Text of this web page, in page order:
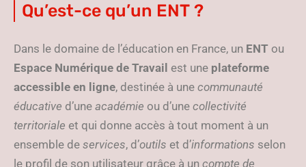
Qu’est-ce qu’un ENT ?
Dans le domaine de l’éducation en France, un ENT ou
Espace Numérique de Travail est une plateforme
accessible en ligne, destinée à une communauté
éducative d’une académie ou d’une collectivité
territoriale et qui donne accès à tout moment à un
ensemble de services, d’outils et d’informations selon
le profil de son utilisateur grâce à un compte de